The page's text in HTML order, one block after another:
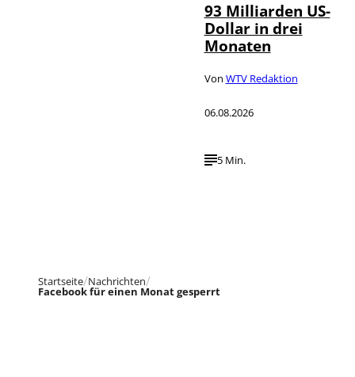
93 Milliarden US-
Dollar in drei
Monaten
Von WTV Redaktion
06.08.2026
5 Min.
Startseite Nachrichten
Facebook für einen Monat gesperrt